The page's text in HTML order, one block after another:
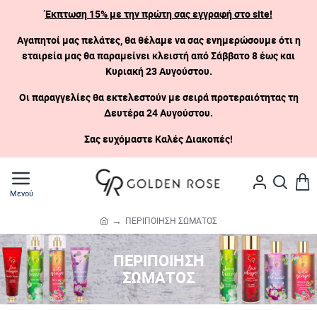
Έκπτωση 15% με την πρώτη σας εγγραφή στο site!
Αγαπητοί μας πελάτες, θα θέλαμε να σας ενημερώσουμε ότι η
εταιρεία μας θα παραμείνει κλειστήαπό Σάββατο 8 έως και
Κυριακή 23 Αυγούστου.
Οι παραγγελίες θα εκτελεστούν με σειρά προτεραιότητας τη
Δευτέρα 24 Αυγούστου.
Σας ευχόμαστε Καλές Διακοπές!
o
m
e
ΠΕΡΙΠΟΙΗΣΗ ΣΩΜΑΤΟΣ
ΠΕΡΙΠΟΙΗΣΗ
ΣΩΜΑΤΟΣ